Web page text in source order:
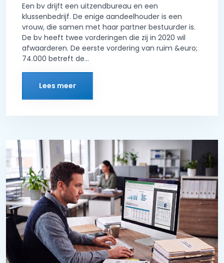
Een bv drijft een uitzendbureau en een
klussenbedrijf. De enige aandeelhouder is een
vrouw, die samen met haar partner bestuurder is.
De bv heeft twee vorderingen die zij in 2020 wil
afwaarderen. De eerste vordering van ruim &euro;
74.000 betreft de...
Lees meer